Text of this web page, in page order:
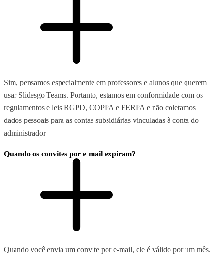
Sim, pensamos especialmente em professores e alunos que querem
usar Slidesgo Teams. Portanto, estamos em conformidade com os
regulamentos e leis RGPD, COPPA e FERPA e não coletamos
dados pessoais para as contas subsidiárias vinculadas à conta do
administrador.
Quando os convites por e-mail expiram?
Quando você envia um convite por e-mail, ele é válido por um mês.